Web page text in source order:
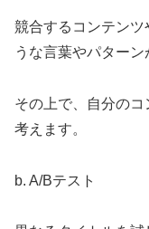
競合するコンテンツ
うな言葉やパターン
その上で、自分の
考えます。
b. A/Bテスト